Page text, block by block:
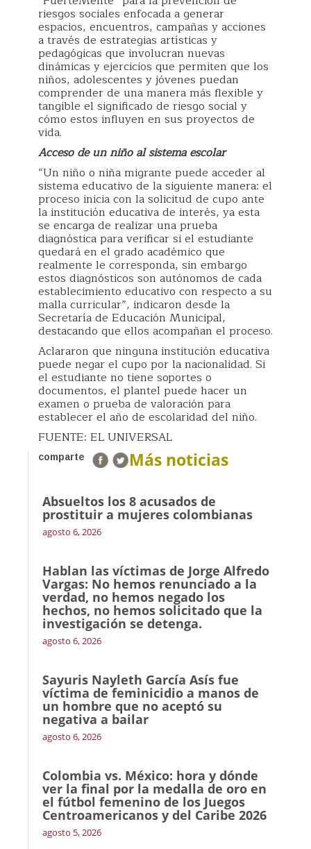
riesgos sociales enfocada a generar
espacios, encuentros, campañas y acciones
a través de estrategias artísticas y
pedagógicas que involucran nuevas
dinámicas y ejercicios que permiten que los
niños, adolescentes y jóvenes puedan
comprender de una manera más flexible y
tangible el significado de riesgo social y
cómo estos influyen en sus proyectos de
vida.
Acceso de un niño al sistema escolar
“Un niño o niña migrante puede acceder al
sistema educativo de la siguiente manera: el
proceso inicia con la solicitud de cupo ante
la institución educativa de interés, ya esta
se encarga de realizar una prueba
diagnóstica para verificar si el estudiante
quedará en el grado académico que
realmente le corresponda, sin embargo
estos diagnósticos son autónomos de cada
establecimiento educativo con respecto a su
malla curricular”, indicaron desde la
Secretaría de Educación Municipal,
destacando que ellos acompañan el proceso.
Aclararon que ninguna institución educativa
puede negar el cupo por la nacionalidad. Si
el estudiante no tiene soportes o
documentos, el plantel puede hacer un
examen o prueba de valoración para
establecer el año de escolaridad del niño.
FUENTE: EL UNIVERSAL
comparte Más noticias
Absueltos los 8 acusados de
prostituir a mujeres colombianas
agosto 6, 2026
Hablan las víctimas de Jorge Alfredo
Vargas: No hemos renunciado a la
verdad, no hemos negado los
hechos, no hemos solicitado que la
investigación se detenga.
agosto 6, 2026
Sayuris Nayleth García Asís fue
víctima de feminicidio a manos de
un hombre que no aceptó su
negativa a bailar
agosto 6, 2026
Colombia vs. México: hora y dónde
ver la final por la medalla de oro en
el fútbol femenino de los Juegos
Centroamericanos y del Caribe 2026
agosto 5, 2026